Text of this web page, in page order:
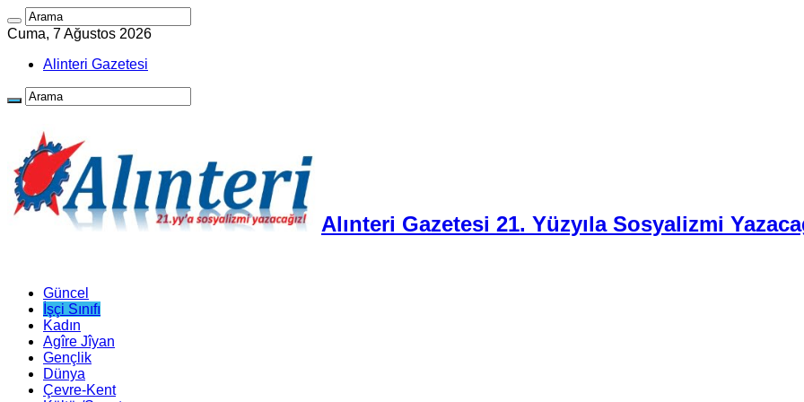
Cuma, 7 Ağustos 2026
Alinteri Gazetesi
Alınteri Gazetesi 21. Yüzyıla Sosyalizmi
Güncel
İşçi Sınıfı
Kadın
Agîre Jîyan
Gençlik
Dünya
Çevre-Kent